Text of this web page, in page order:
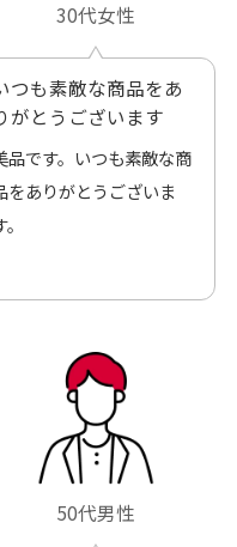
30代女性
つも素敵な商品をあ
がとうございます
品です。いつも素敵な商
をありがとうございま
50代男性